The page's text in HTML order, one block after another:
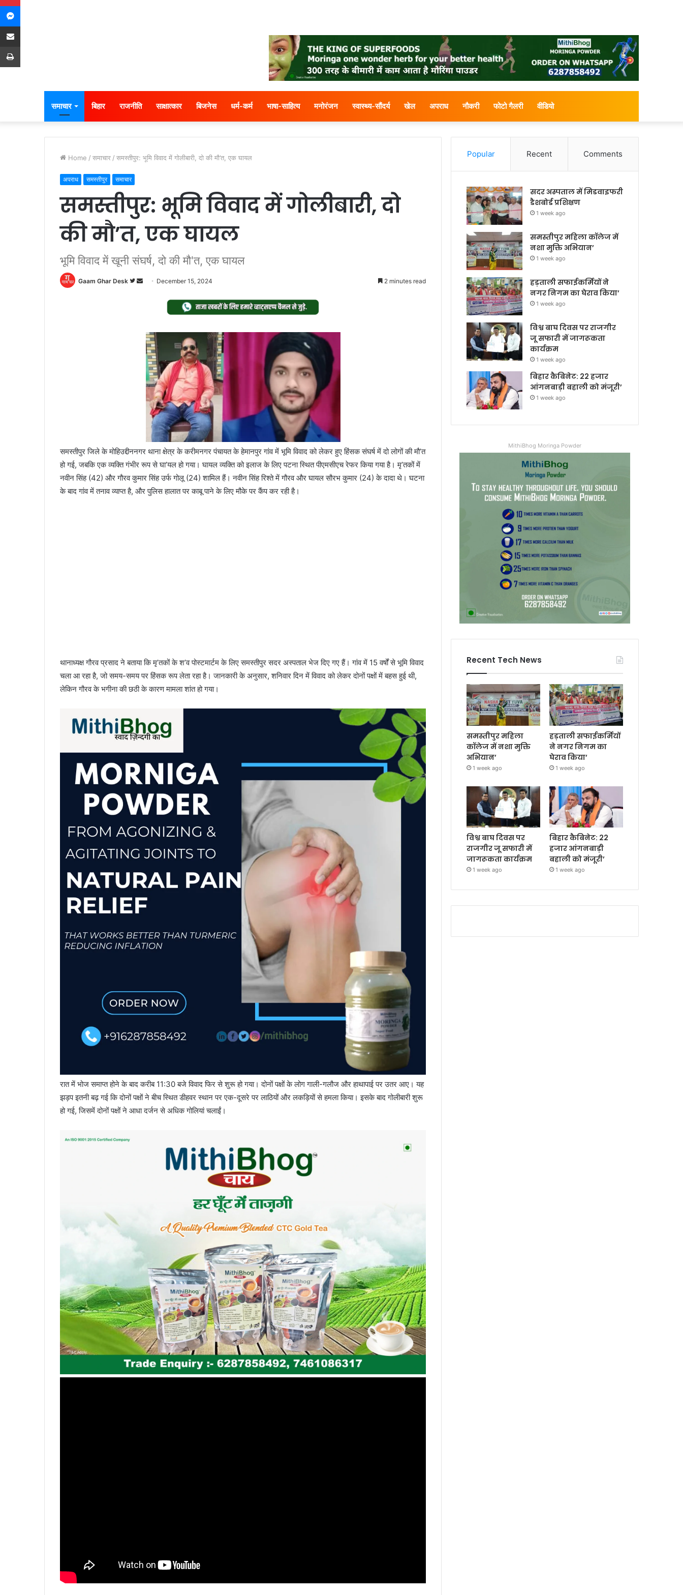
समाचार बिहार राजनीति साक्षात्कार बिजनेस धर्म-कर्म भाषा-साहित्य मनोरंजन स्वास्थ्य-सौंदर्य खेल अपराध नौकरी फोटो गैलरी वीडियो
Home / समाचार / समस्तीपुर: भूमि विवाद में गोलीबारी, दो की मौ’त, एक घायल
अपराध समस्तीपुर समाचार
समस्तीपुर: भूमि विवाद में गोलीबारी, दो
की मौ’त, एक घायल
भूमि विवाद में खूनी संघर्ष, दो की मौ'त, एक घायल
Gaam Ghar Desk
Follow
Send December 15, 2024 2 minutes read
समस्तीपुर जिले के मोहिउद्दीननगर थाना क्षेत्र के करीमनगर पंचायत के हेमानपुर गांव में भूमि विवाद को लेकर हुए हिंसक संघर्ष में दो लोगों की मौ’त
हो गई, जबकि एक व्यक्ति गंभीर रूप से घा’यल हो गया। घायल व्यक्ति को इलाज के लिए पटना स्थित पीएमसीएच रेफर किया गया है। मृ’तकों में
नवीन सिंह (42) और गौरव कुमार सिंह उर्फ गोलू (24) शामिल हैं। नवीन सिंह रिश्ते में गौरव और घायल सौरभ कुमार (24) के दादा थे। घटना
के बाद गांव में तनाव व्याप्त है, और पुलिस हालात पर काबू पाने के लिए मौके पर कैंप कर रही है।
थानाध्यक्ष गौरव प्रसाद ने बताया कि मृ’तकों के श’व पोस्टमार्टम के लिए समस्तीपुर सदर अस्पताल भेज दिए गए हैं। गांव में 15 वर्षों से भूमि विवाद
चला आ रहा है, जो समय-समय पर हिंसक रूप लेता रहा है। जानकारी के अनुसार, शनिवार दिन में विवाद को लेकर दोनों पक्षों में बहस हुई थी,
लेकिन गौरव के भगीना की छठी के कारण मामला शांत हो गया।
रात में भोज समाप्त होने के बाद करीब 11:30 बजे विवाद फिर से शुरू हो गया। दोनों पक्षों के लोग गाली-गलौज और हाथापाई पर उतर आए। यह
झड़प इतनी बढ़ गई कि दोनों पक्षों ने बीच स्थित डीहवर स्थान पर एक-दूसरे पर लाठियों और लकड़ियों से हमला किया। इसके बाद गोलीबारी शुरू
हो गई, जिसमें दोनों पक्षों ने आधा दर्जन से अधिक गोलियां चलाईं।
Popular Recent Comments
सदर अस्पताल में मिडवाइफरी
डैशबोर्ड प्रशिक्षण
1 week ago
समस्तीपुर महिला कॉलेज में
नशा मुक्ति अभियान’
1 week ago
हड़ताली सफाईकर्मियों ने
नगर निगम का घेराव किया’
1 week ago
विश्व बाघ दिवस पर राजगीर
जू सफारी में जागरूकता
कार्यक्रम
1 week ago
बिहार कैबिनेट: 22 हजार
आंगनबाड़ी बहाली को मंजूरी’
1 week ago
MithiBhog Moringa Powder
Recent Tech News
समस्तीपुर महिला
कॉलेज में नशा मुक्ति
अभियान’
1 week ago
हड़ताली सफाईकर्मियों
ने नगर निगम का
घेराव किया’
1 week ago
विश्व बाघ दिवस पर
राजगीर जू सफारी में
जागरूकता कार्यक्रम
1 week ago
बिहार कैबिनेट: 22
हजार आंगनबाड़ी
बहाली को मंजूरी’
1 week ago
Messenger
Share via Email